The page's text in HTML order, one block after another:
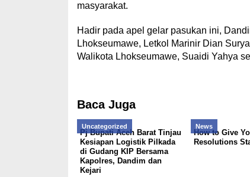
masyarakat.
Hadir pada apel gelar pasukan ini,
Lhokseumawe, Letkol Marinir Dian
Walikota Lhokseumawe, Suaidi Yahya
Baca Juga
Uncategorized
Pj Bupati Aceh Barat Tinjau
Kesiapan Logistik Pilkada
di Gudang KIP Bersama
Kapolres, Dandim dan
Kejari
News
How to Give
Resolutions